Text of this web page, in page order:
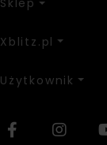
Sklep
Xblitz.pl
Użytkownik